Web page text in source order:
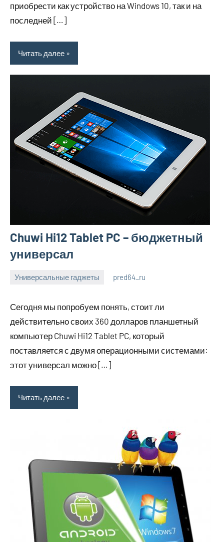
приобрести как устройство на Windows 10, так и на
последней […]
Читать далее
Chuwi Hi12 Tablet PC – бюджетный
универсал
Универсальные гаджеты
2023
pred64_ru
Сегодня мы попробуем понять, стоит ли
действительно своих 360 долларов планшетный
компьютер Chuwi Hi12 Tablet PC, который
поставляется с двумя операционными системами:
этот универсал можно […]
Читать далее